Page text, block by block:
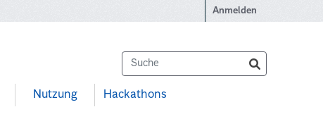
Anmelden
Nutzung Hackathons